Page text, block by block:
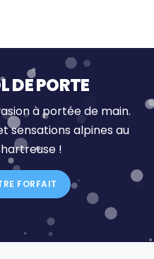
DE PORTE
à portée de main.
sensations alpines au
!
FORFAIT